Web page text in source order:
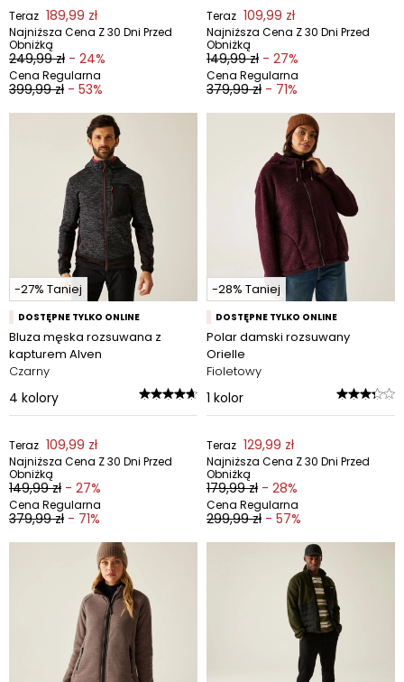
Teraz 189,99 zł
Najniższa Cena Z 30 Dni Przed
Obniżką
249,99 zł - 24%
Cena Regularna
399,99 zł - 53%
Teraz 109,99 zł
Najniższa Cena Z 30 Dni Przed
Obniżką
149,99 zł - 27%
Cena Regularna
379,99 zł - 71%
-27% Taniej
DOSTĘPNE TYLKO ONLINE
Bluza męska rozsuwana z
kapturem Alven
Czarny
4 kolory
Teraz 109,99 zł
Najniższa Cena Z 30 Dni Przed
Obniżką
149,99 zł - 27%
Cena Regularna
379,99 zł - 71%
-28% Taniej
DOSTĘPNE TYLKO ONLINE
Polar damski rozsuwany
Orielle
Fioletowy
1 kolor
Teraz 129,99 zł
Najniższa Cena Z 30 Dni Przed
Obniżką
179,99 zł - 28%
Cena Regularna
299,99 zł - 57%